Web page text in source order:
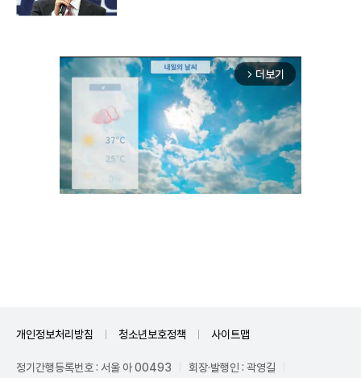
arrow_forward_ios 더보기
개인정보처리방침 청소년보호정책 사이트맵
정기간행등록번호 : 서울 아 00493 회장·발행인 : 곽영길